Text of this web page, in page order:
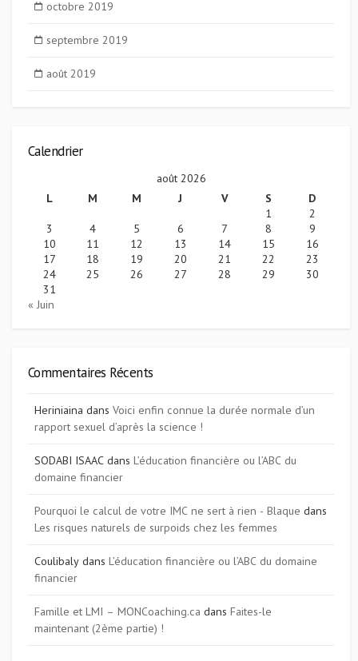
octobre 2019
septembre 2019
août 2019
Calendrier
août 2026
L
M M J V S
D
1
2
3
4 5 6 7 8
9
10
11 12 13 14 15
16
17
18 19 20 21 22
23
24
25 26 27 28 29
30
31
« Juin
Commentaires Récents
Heriniaina dans Voici enfin connue la durée normale d’un
rapport sexuel d’après la science !
SODABI ISAAC dans L’éducation financière ou l’ABC du
domaine financier
Pourquoi le calcul de votre IMC ne sert à rien - Blaque dans
Les risques naturels de surpoids chez les femmes
Coulibaly dans L’éducation financière ou l’ABC du domaine
financier
Famille et LMI – MONCoaching.ca dans Faites-le
maintenant (2ème partie) !